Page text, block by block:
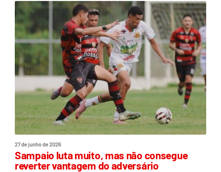
27 de junho de 2026
Sampaio luta muito, mas não consegue
reverter vantagem do adversário